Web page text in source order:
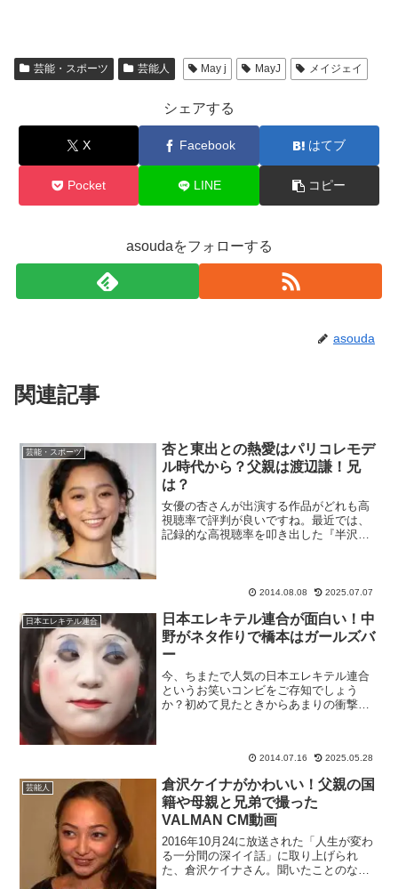
芸能・スポーツ 芸能人 May j MayJ メイジェイ
シェアする
X Facebook はてブ
Pocket LINE コピー
asoudaをフォローする
asouda
関連記事
芸能・スポーツ
杏と東出との熱愛はパリコレモデ
ル時代から？父親は渡辺謙！兄
は？
女優の杏さんが出演する作品がどれも高
視聴率で評判が良いですね。最近では、
記録的な高視聴率を叩き出した『半沢直
子役や、『妖怪人間...2014.08.08 2025.07.07
日本エレキテル連合
日本エレキテル連合が面白い！中
野がネタ作りで橋本はガールズバ
ー
今、ちまたで人気の日本エレキテル連合
というお笑いコンビをご存知でしょう
か？初めて見たときからあまりの衝撃に
ことやコンビの二人についてま...
2014.07.16 2025.05.28
芸能人
倉沢ケイナがかわいい！父親の国
籍や母親と兄弟で撮った
VALMAN CM動画
2016年10月24に放送された「人生が変わ
る一分間の深イイ話」に取り上げられ
た、倉沢ケイナさん。聞いたことのない